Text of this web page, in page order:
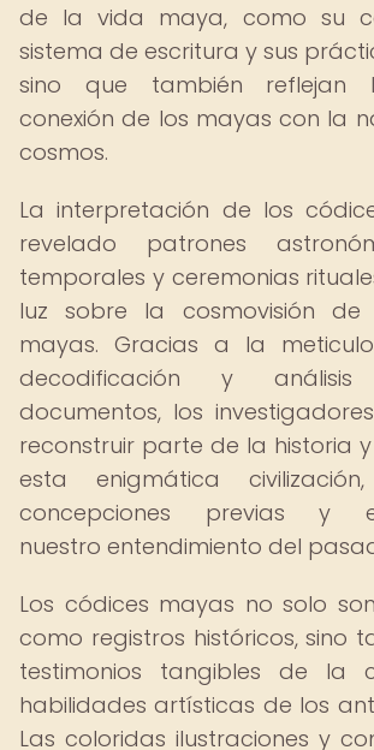
de la vida maya, como su
sistema de escritura y sus
sino que también reflejan
conexión de los mayas con la
cosmos.
La interpretación de los
revelado patrones
temporales y ceremonias
luz sobre la cosmovisión de
mayas. Gracias a la
decodificación y
documentos, los
reconstruir parte de la historia
esta enigmática
concepciones previas y
nuestro entendimiento del
Los códices mayas no solo
como registros históricos, sino
testimonios tangibles de la
habilidades artísticas de los
Las coloridas ilustraciones y